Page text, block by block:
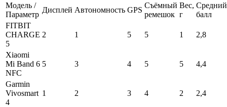
Модель /
Параметр
Дисплей Автономность GPS
Съёмный
ремешок
Вес,
г
Средний
балл
FITBIT
CHARGE
5
2 1 5 5 1 2,8
Xiaomi
Mi Band 6
NFC
5 3 4 5 5 4,4
Garmin
Vivosmart
4
1 2 3 4 2 2,4